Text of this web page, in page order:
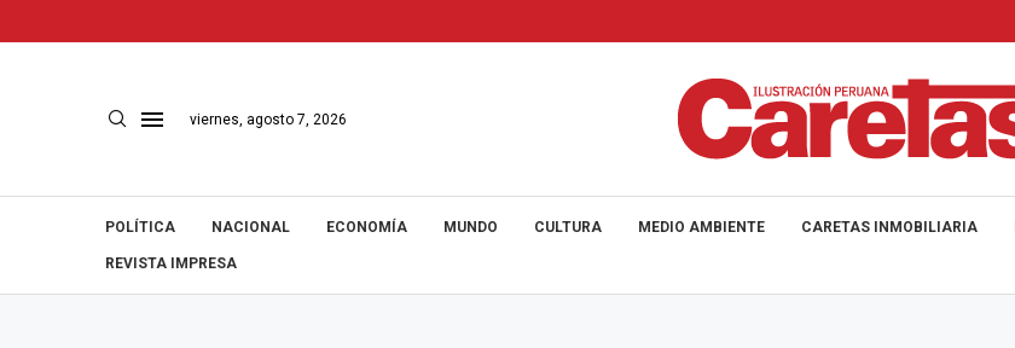
viernes, agosto 7, 2026
POLÍTICA NACIONAL ECONOMÍA MUNDO CULTURA MEDIO AMBIENTE CARETAS INMOBILIARIA
REVISTA IMPRESA